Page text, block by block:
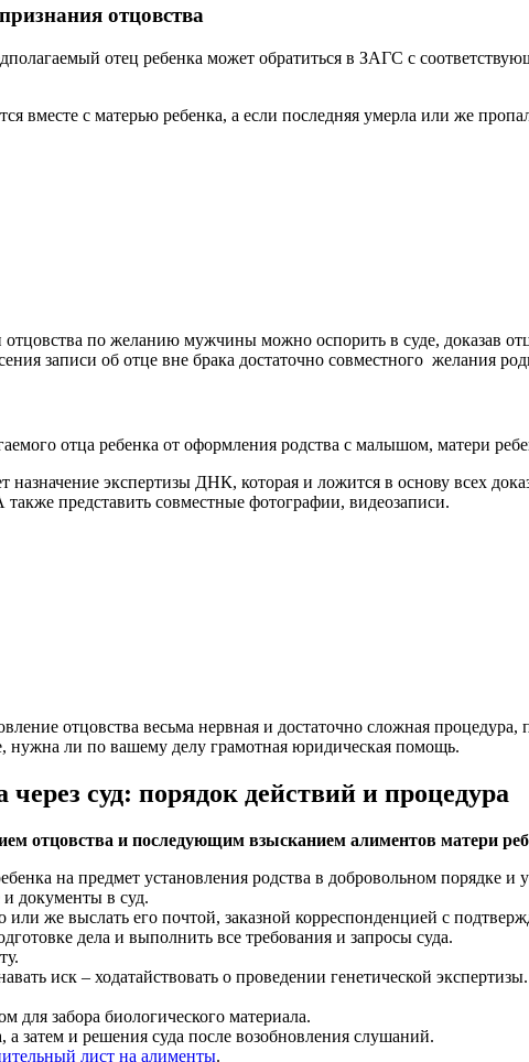
отцовства
отец ребенка может обратиться в ЗАГС с
вместе с матерью ребенка, а если последняя умерла или же
по желанию мужчины можно оспорить в суде, доказав
записи об отце вне брака достаточно совместного желания
отца ребенка от оформления родства с малышом, матери
назначение экспертизы ДНК, которая и ложится в основу всех
представить совместные фотографии, видеозаписи.
отцовства весьма нервная и достаточно сложная
нужна ли по вашему делу грамотная юридическая помощь.
через суд: порядок действий и процедура
отцовства и последующим взысканием алиментов матери
на предмет установления родства в добровольном порядке и
и документы в суд.
или же выслать его почтой, заказной корреспонденцией с
дела и выполнить все требования и запросы суда.
иск – ходатайствовать о проведении генетической экспертизы.
для забора биологического материала.
а затем и решения суда после возобновления слушаний.
лист на алименты.